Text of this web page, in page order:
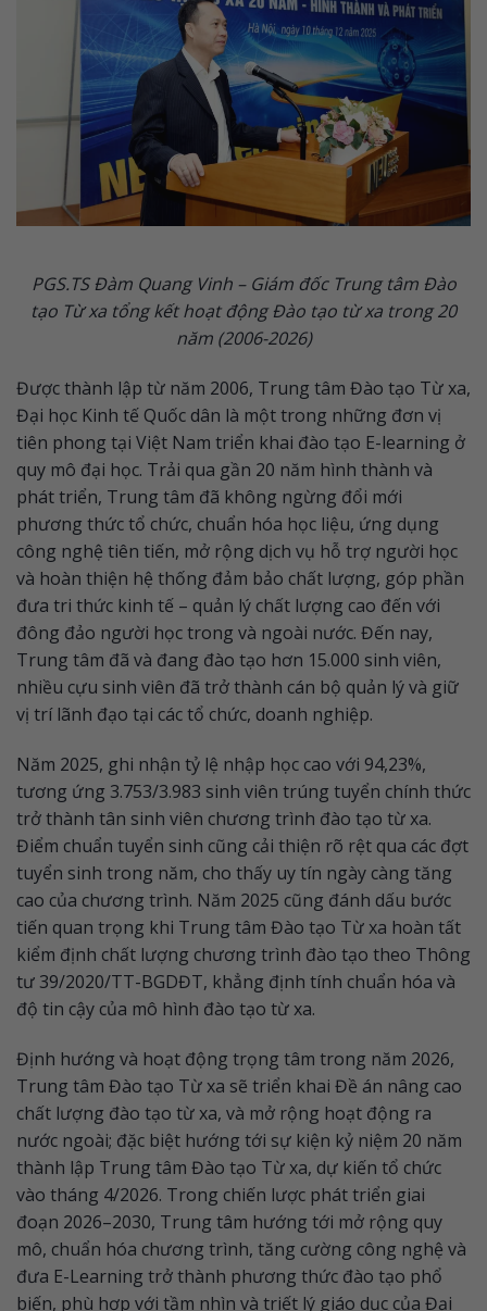
PGS.TS Đàm Quang Vinh – Giám đốc Trung tâm Đào
tạo Từ xa tổng kết hoạt động Đào tạo từ xa trong 20
năm (2006-2026)
Được thành lập từ năm 2006, Trung tâm Đào tạo Từ xa,
Đại học Kinh tế Quốc dân là một trong những đơn vị
tiên phong tại Việt Nam triển khai đào tạo E-learning ở
quy mô đại học. Trải qua gần 20 năm hình thành và
phát triển, Trung tâm đã không ngừng đổi mới
phương thức tổ chức, chuẩn hóa học liệu, ứng dụng
công nghệ tiên tiến, mở rộng dịch vụ hỗ trợ người học
và hoàn thiện hệ thống đảm bảo chất lượng, góp phần
đưa tri thức kinh tế – quản lý chất lượng cao đến với
đông đảo người học trong và ngoài nước. Đến nay,
Trung tâm đã và đang đào tạo hơn 15.000 sinh viên,
nhiều cựu sinh viên đã trở thành cán bộ quản lý và giữ
vị trí lãnh đạo tại các tổ chức, doanh nghiệp.
Năm 2025, ghi nhận tỷ lệ nhập học cao với 94,23%,
tương ứng 3.753/3.983 sinh viên trúng tuyển chính thức
trở thành tân sinh viên chương trình đào tạo từ xa.
Điểm chuẩn tuyển sinh cũng cải thiện rõ rệt qua các đợt
tuyển sinh trong năm, cho thấy uy tín ngày càng tăng
cao của chương trình. Năm 2025 cũng đánh dấu bước
tiến quan trọng khi Trung tâm Đào tạo Từ xa hoàn tất
kiểm định chất lượng chương trình đào tạo theo Thông
tư 39/2020/TT-BGDĐT, khẳng định tính chuẩn hóa và
độ tin cậy của mô hình đào tạo từ xa.
Định hướng và hoạt động trọng tâm trong năm 2026,
Trung tâm Đào tạo Từ xa sẽ triển khai Đề án nâng cao
chất lượng đào tạo từ xa, và mở rộng hoạt động ra
nước ngoài; đặc biệt hướng tới sự kiện kỷ niệm 20 năm
thành lập Trung tâm Đào tạo Từ xa, dự kiến tổ chức
vào tháng 4/2026. Trong chiến lược phát triển giai
đoạn 2026–2030, Trung tâm hướng tới mở rộng quy
mô, chuẩn hóa chương trình, tăng cường công nghệ và
đưa E-Learning trở thành phương thức đào tạo phổ
biến, phù hợp với tầm nhìn và triết lý giáo dục của Đại